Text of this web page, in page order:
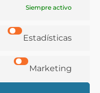
Siempre activo
Estadísticas
Marketing
Medicina,Salud
COMPARTIR